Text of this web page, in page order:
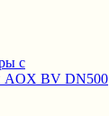
с
AOX BV DN500